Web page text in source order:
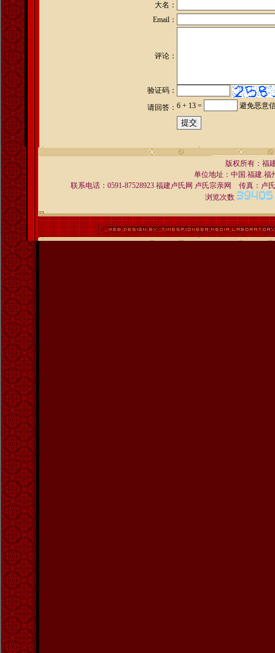
大名：
Email：
评论：
验证码：
请回答： 6 + 13 = 避免恶意
版权所有：福
单位地址：中国.福建.福
联系电话：0591-87528923 福建卢氏网 卢氏宗亲网 传真：卢
浏览次数